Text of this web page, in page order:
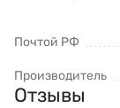
Почтой РФ
Производитель
Отзывы